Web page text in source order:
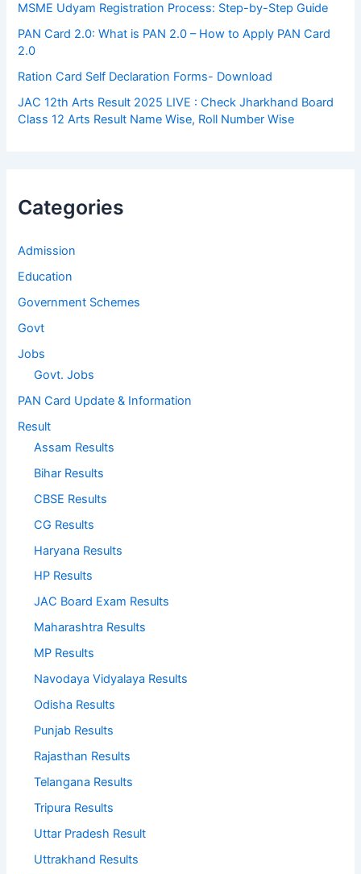
MSME Udyam Registration Process: Step-by-Step Guide
PAN Card 2.0: What is PAN 2.0 – How to Apply PAN Card
2.0
Ration Card Self Declaration Forms- Download
JAC 12th Arts Result 2025 LIVE : Check Jharkhand Board
Class 12 Arts Result Name Wise, Roll Number Wise
Categories
Admission
Education
Government Schemes
Govt
Jobs
Govt. Jobs
PAN Card Update & Information
Result
Assam Results
Bihar Results
CBSE Results
CG Results
Haryana Results
HP Results
JAC Board Exam Results
Maharashtra Results
MP Results
Navodaya Vidyalaya Results
Odisha Results
Punjab Results
Rajasthan Results
Telangana Results
Tripura Results
Uttar Pradesh Result
Uttrakhand Results